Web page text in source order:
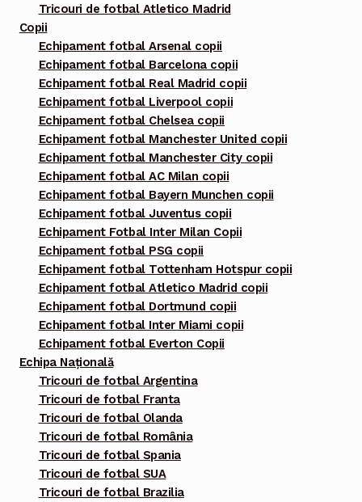
Tricouri de fotbal Atletico Madrid
Copii
Echipament fotbal Arsenal copii
Echipament fotbal Barcelona copii
Echipament fotbal Real Madrid copii
Echipament fotbal Liverpool copii
Echipament fotbal Chelsea copii
Echipament fotbal Manchester United copii
Echipament fotbal Manchester City copii
Echipament fotbal AC Milan copii
Echipament fotbal Bayern Munchen copii
Echipament fotbal Juventus copii
Echipament Fotbal Inter Milan Copii
Echipament fotbal PSG copii
Echipament fotbal Tottenham Hotspur copii
Echipament fotbal Atletico Madrid copii
Echipament fotbal Dortmund copii
Echipament fotbal Inter Miami copii
Echipament fotbal Everton Copii
Echipa Națională
Tricouri de fotbal Argentina
Tricouri de fotbal Franta
Tricouri de fotbal Olanda
Tricouri de fotbal România
Tricouri de fotbal Spania
Tricouri de fotbal SUA
Tricouri de fotbal Brazilia